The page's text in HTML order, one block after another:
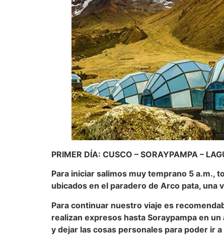
PRIMER DÍA: CUSCO – SORAYPAMPA –
Para iniciar salimos muy temprano 5 a.m.,
ubicados en el paradero de Arco pata, una
Para continuar nuestro viaje es
realizan expresos hasta Soraypampa en
y dejar las cosas personales para poder ir